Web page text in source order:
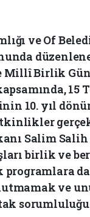
ve Of
Millî Birlik
15
10. yıl
Salim
birlik ve
programlara
ve